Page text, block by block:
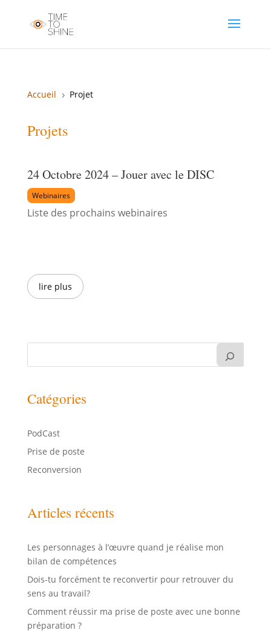
Accueil 5 Projet
Projets
24 Octobre 2024 – Jouer avec le DISC
Liste des prochains webinaires
lire plus
Catégories
PodCast
Prise de poste
Reconversion
Articles récents
Les personnages à l’œuvre quand je réalise mon
bilan de compétences
Dois-tu forcément te reconvertir pour retrouver du
sens au travail?
Comment réussir ma prise de poste avec une bonne
préparation ?